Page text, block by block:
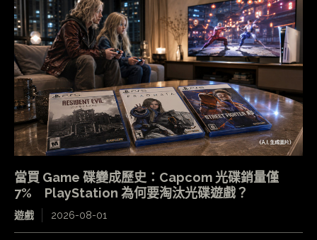
當買 Game 碟變成歷史：Capcom 光碟銷量僅
7% PlayStation 為何要淘汰光碟遊戲？
遊戲 2026-08-01